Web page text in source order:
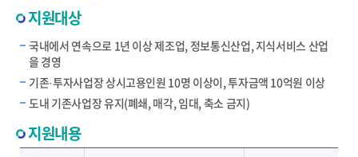
지원대상
국내에서 연속으로 1년 이상 제조업, 정보통신산업, 지식서비스 산업
을 경영
기존·투자사업장 상시고용인원 10명 이상이, 투자금액 10억원 이상
도내 기존사업장 유지(폐쇄, 매각, 임대, 축소 금지)
지원내용